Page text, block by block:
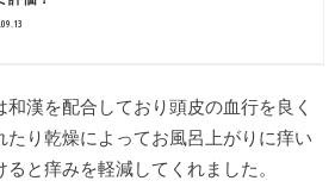
漢を配合しており頭皮の血行を良く
り乾燥によってお風呂上がりに痒い
と痒みを軽減してくれました。